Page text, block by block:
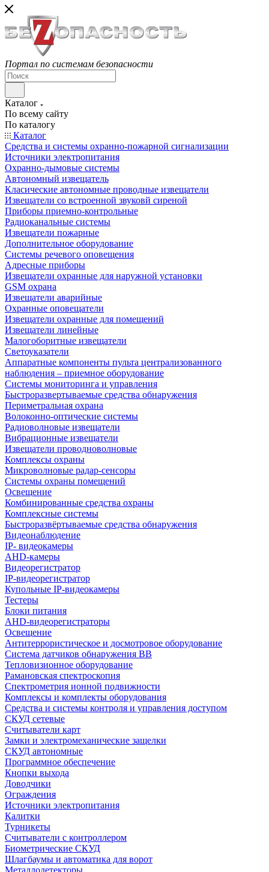
Портал по системам безопасности
Каталог
По всему сайту
По каталогу
Каталог
Средства и системы охранно-пожарной сигнализации
Источники электропитания
Охранно-дымовые системы
Автономный извещатель
Класические автономные проводные извещатели
Извещатели со встроенной звуковй сиреной
Приборы приемно-контрольные
Радиоканальные системы
Извещатели пожарные
Дополнительное оборудование
Системы речевого оповещения
Адресные приборы
Извещатели охранные для наружной установки
GSM охрана
Извещатели аварийные
Охранные оповещатели
Извещатели охранные для помещений
Извещатели линейные
Малогоборитные извещатели
Светоуказатели
Аппаратные компоненты пульта централизованного
наблюдения – приемное оборудование
Системы мониторинга и управления
Быстроразвертываемые средства обнаружения
Периметральная охрана
Волоконно-оптические системы
Радиоволновые извещатели
Вибрационные извещатели
Извещатели проводноволновые
Комплексы охраны
Микроволновые радар-сенсоры
Системы охраны помещений
Освещение
Комбинированные средства охраны
Комплексные системы
Быстроразвёртываемые средства обнаружения
Видеонаблюдение
IP- видеокамеры
AHD-камеры
Видеорегистратор
IP-видеорегистратор
Купольные IP-видеокамеры
Тестеры
Блоки питания
AHD-видеорегистраторы
Освещение
Антитеррористическое и досмотровое оборудование
Cистема датчиков обнаружения ВВ
Тепловизионное оборудование
Рамановская спектроскопия
Спектрометрия ионной подвижности
Комплексы и комплекты оборудования
Средства и системы контроля и управления доступом
СКУД сетевые
Считыватели карт
Замки и электромеханические защелки
СКУД автономные
Программное обеспечение
Кнопки выхода
Доводчики
Ограждения
Источники электропитания
Калитки
Турникеты
Считыватели с контроллером
Биометрические СКУД
Шлагбаумы и автоматика для ворот
Металлодетекторы